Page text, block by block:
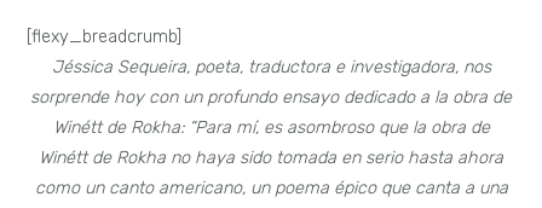
[flexy_breadcrumb]
Jéssica Sequeira, poeta, traductora e investigadora, nos
sorprende hoy con un profundo ensayo dedicado a la obra de
Winétt de Rokha: “Para mí, es asombroso que la obra de
Winétt de Rokha no haya sido tomada en serio hasta ahora
como un canto americano, un poema épico que canta a una